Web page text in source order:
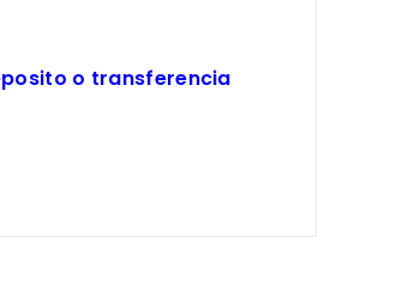
o transferencia